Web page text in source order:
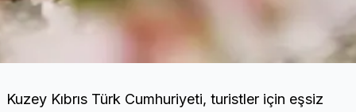
Kuzey Kıbrıs Türk Cumhuriyeti, turistler için eşsiz